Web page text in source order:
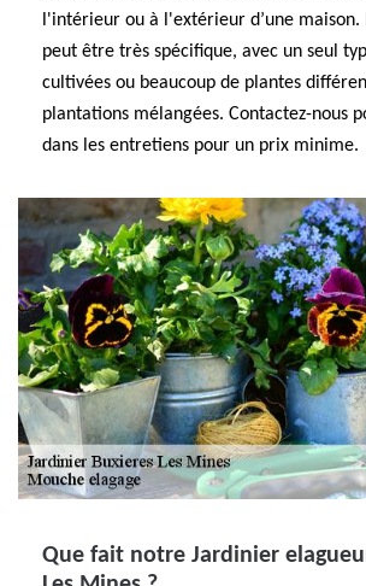
l'intérieur ou à l'extérieur d’une maison.
peut être très spécifique, avec un seul
cultivées ou beaucoup de plantes
plantations mélangées. Contactez-nous
dans les entretiens pour un prix minime.
Que fait notre Jardinier